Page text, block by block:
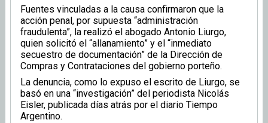
Fuentes vinculadas a la causa confirmaron que la
acción penal, por supuesta “administración
fraudulenta”, la realizó el abogado Antonio Liurgo,
quien solicitó el “allanamiento” y el “inmediato
secuestro de documentación” de la Dirección de
Compras y Contrataciones del gobierno porteño.
La denuncia, como lo expuso el escrito de Liurgo, se
basó en una “investigación” del periodista Nicolás
Eisler, publicada días atrás por el diario Tiempo
Argentino.